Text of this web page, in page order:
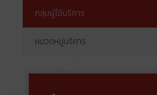
กลุ่มผู้ใช้บริการ
หมวดหมู่บริการ